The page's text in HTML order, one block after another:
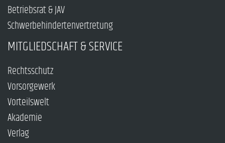
Betriebsrat & JAV
Schwerbehindertenvertretung
MITGLIEDSCHAFT & SERVICE
Rechtsschutz
Vorsorgewerk
Vorteilswelt
Akademie
Verlag